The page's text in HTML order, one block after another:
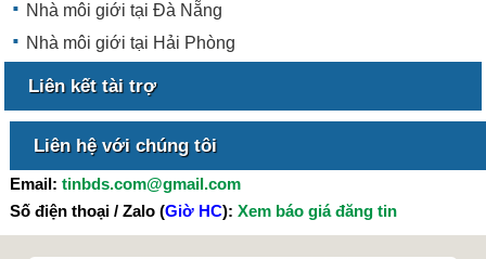
Nhà môi giới tại Đà Nẵng
Nhà môi giới tại Hải Phòng
Liên kết tài trợ
Liên hệ với chúng tôi
Email: tinbds.com@gmail.com
Số điện thoại / Zalo (Giờ HC): Xem báo giá đăng tin